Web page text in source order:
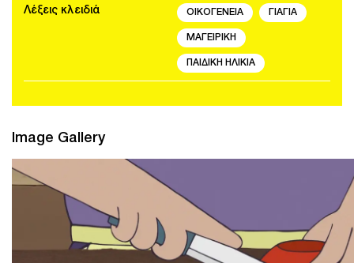
Λέξεις κλειδιά ΟΙΚΟΓΕΝΕΙΑ ΓΙΑΓΙΑ
ΜΑΓΕΙΡΙΚΗ
ΠΑΙΔΙΚΗ ΗΛΙΚΙΑ
Image Gallery